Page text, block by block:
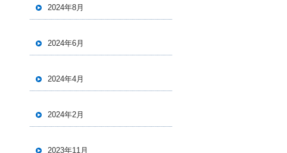
2024年8月
2024年6月
2024年4月
2024年2月
2023年11月